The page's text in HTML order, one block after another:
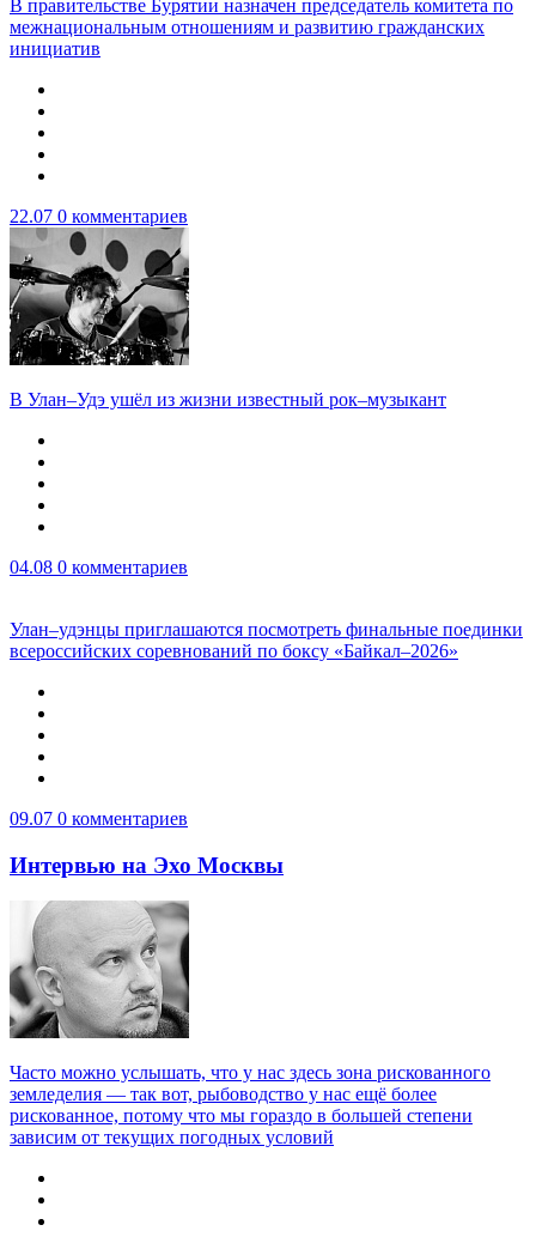
В правительстве Бурятии назначен председатель комитета по
межнациональным отношениям и развитию гражданских
инициатив
22.07 0 комментариев
В Улан–Удэ ушёл из жизни известный рок–музыкант
04.08 0 комментариев
Улан–удэнцы приглашаются посмотреть финальные поединки
всероссийских соревнований по боксу «Байкал–2026»
09.07 0 комментариев
Интервью на Эхо Москвы
Часто можно услышать, что у нас здесь зона рискованного
земледелия — так вот, рыбоводство у нас ещё более
рискованное, потому что мы гораздо в большей степени
зависим от текущих погодных условий